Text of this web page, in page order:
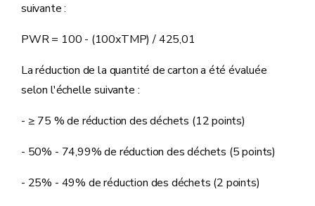
suivante :
PWR = 100 - (100xTMP) / 425,01
La réduction de la quantité de carton a été évaluée
selon l'échelle suivante :
- ≥ 75 % de réduction des déchets (12 points)
- 50% - 74,99% de réduction des déchets (5 points)
- 25% - 49% de réduction des déchets (2 points)